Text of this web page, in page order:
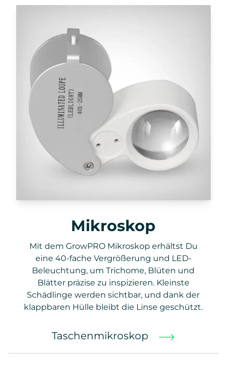
Mikroskop
Mit dem GrowPRO Mikroskop erhältst Du
eine 40-fache Vergrößerung und LED-
Beleuchtung, um Trichome, Blüten und
Blätter präzise zu inspizieren. Kleinste
Schädlinge werden sichtbar, und dank der
klappbaren Hülle bleibt die Linse geschützt.
Taschenmikroskop